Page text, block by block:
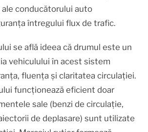
conducătorului auto
întregului flux de trafic.
se află ideea că drumul este un
vehiculului în acest sistem
fluența și claritatea circulației.
funcționează eficient doar
sale (benzi de circulație,
de deplasare) sunt utilizate